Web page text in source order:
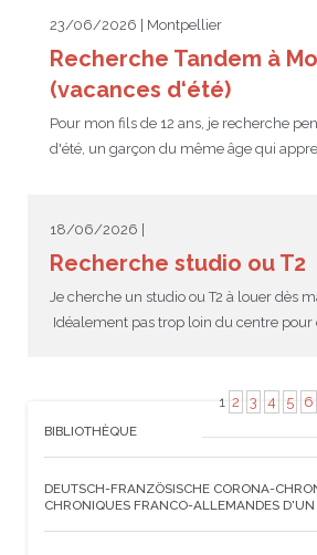
23/06/2026 | Montpellier
Recherche Tandem à
(vacances d‘été)
Pour mon fils de 12 ans, je recherche
d'été, un garçon du même âge qui
18/06/2026 |
Recherche studio ou T2
Je cherche un studio ou T2 à louer dès
Idéalement pas trop loin du centre pour
1 2 3 4 5 6
BIBLIOTHÈQUE
DEUTSCH-FRANZÖSISCHE CORONA-
CHRONIQUES FRANCO-ALLEMANDES